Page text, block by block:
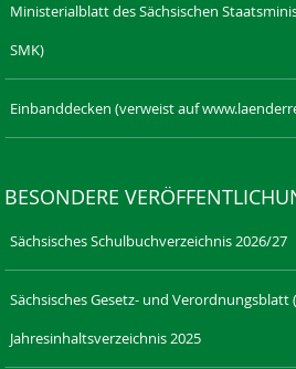
Ministerialblatt des Sächsischen
SMK)
Einbanddecken (verweist auf
BESONDERE
Sächsisches Schulbuchverzeichnis 2026/27
Sächsisches Gesetz- und Verordnungsblatt
Jahresinhaltsverzeichnis 2025